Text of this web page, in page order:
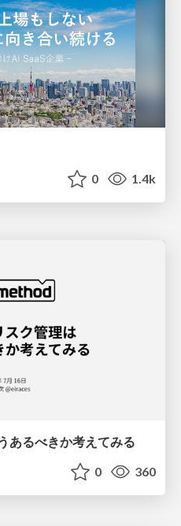
0 1.4k
あるべきか考えてみる
0 360